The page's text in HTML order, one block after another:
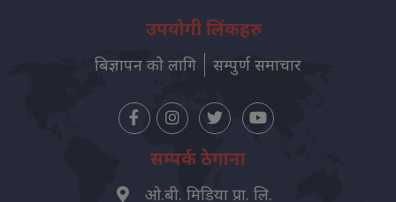
उपयोगी लिंकहरु
बिज्ञापन को लागि सम्पुर्ण समाचार
सम्पर्क ठेगाना
ओ.बी. मिडिया प्रा. लि.